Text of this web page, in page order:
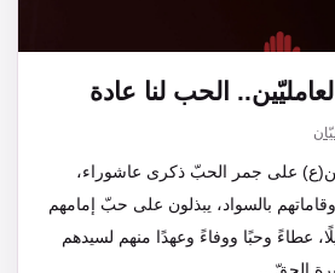
الحب لنا عادة
على جمر الحبّ ذكرى عاشوراء،
بالسواد، يبذلون على حبّ إمامهم
عطاءً وحبًا ووفاءً وعهدًا منهم لسيدهم